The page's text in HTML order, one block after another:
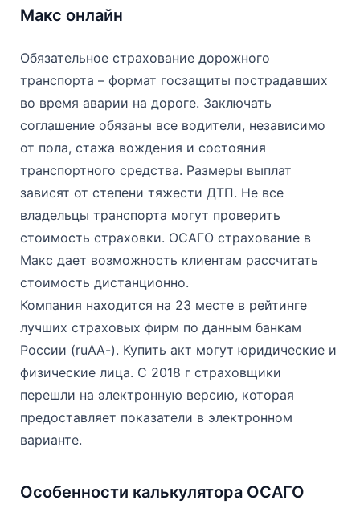
Макс онлайн
Обязательное страхование дорожного
транспорта – формат госзащиты пострадавших
во время аварии на дороге. Заключать
соглашение обязаны все водители, независимо
от пола, стажа вождения и состояния
транспортного средства. Размеры выплат
зависят от степени тяжести ДТП. Не все
владельцы транспорта могут проверить
стоимость страховки. ОСАГО страхование в
Макс дает возможность клиентам рассчитать
стоимость дистанционно.
Компания находится на 23 месте в рейтинге
лучших страховых фирм по данным банкам
России (ruАА-). Купить акт могут юридические и
физические лица. С 2018 г страховщики
перешли на электронную версию, которая
предоставляет показатели в электронном
варианте.
Особенности калькулятора ОСАГО